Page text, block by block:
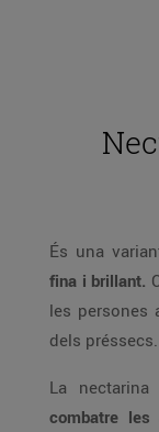
És una
fina i brillant.
les persones
dels préssecs.
La
combatre les